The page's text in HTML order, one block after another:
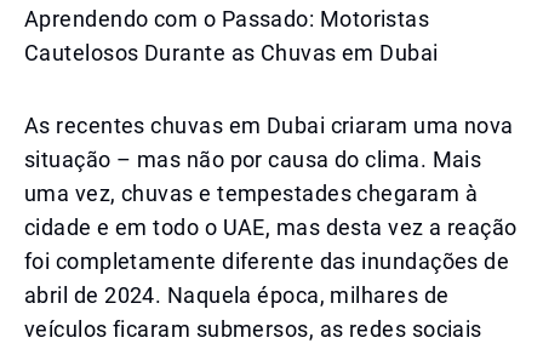
Aprendendo com o Passado: Motoristas
Cautelosos Durante as Chuvas em Dubai
As recentes chuvas em Dubai criaram uma nova
situação – mas não por causa do clima. Mais
uma vez, chuvas e tempestades chegaram à
cidade e em todo o UAE, mas desta vez a reação
foi completamente diferente das inundações de
abril de 2024. Naquela época, milhares de
veículos ficaram submersos, as redes sociais